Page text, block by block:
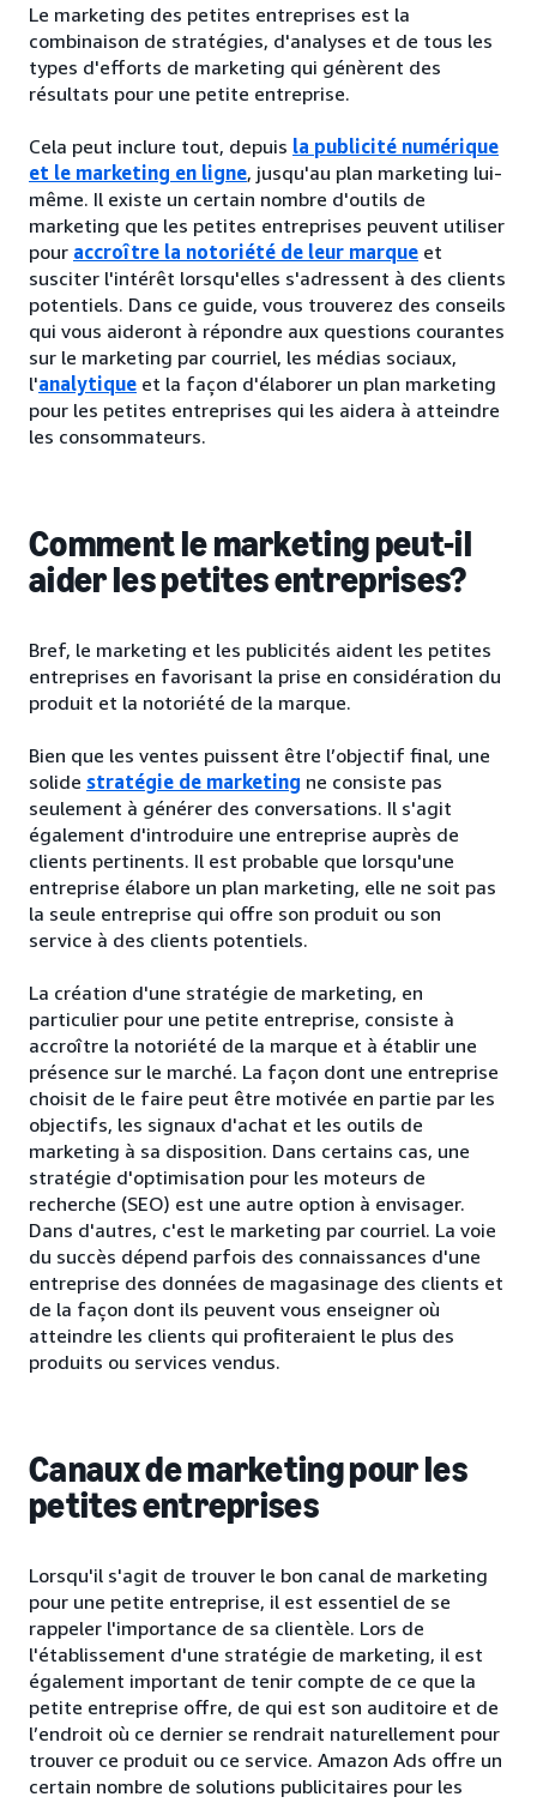
Le marketing des petites entreprises est la
combinaison de stratégies, d'analyses et de tous les
types d'efforts de marketing qui génèrent des
résultats pour une petite entreprise.
Cela peut inclure tout, depuis la publicité numérique
et le marketing en ligne, jusqu'au plan marketing lui-
même. Il existe un certain nombre d'outils de
marketing que les petites entreprises peuvent utiliser
pour accroître la notoriété de leur marque et
susciter l'intérêt lorsqu'elles s'adressent à des clients
potentiels. Dans ce guide, vous trouverez des conseils
qui vous aideront à répondre aux questions courantes
sur le marketing par courriel, les médias sociaux,
l'analytique et la façon d'élaborer un plan marketing
pour les petites entreprises qui les aidera à atteindre
les consommateurs.
Comment le marketing peut-il
aider les petites entreprises?
Bref, le marketing et les publicités aident les petites
entreprises en favorisant la prise en considération du
produit et la notoriété de la marque.
Bien que les ventes puissent être l’objectif final, une
solide stratégie de marketing ne consiste pas
seulement à générer des conversations. Il s'agit
également d'introduire une entreprise auprès de
clients pertinents. Il est probable que lorsqu'une
entreprise élabore un plan marketing, elle ne soit pas
la seule entreprise qui offre son produit ou son
service à des clients potentiels.
La création d'une stratégie de marketing, en
particulier pour une petite entreprise, consiste à
accroître la notoriété de la marque et à établir une
présence sur le marché. La façon dont une entreprise
choisit de le faire peut être motivée en partie par les
objectifs, les signaux d'achat et les outils de
marketing à sa disposition. Dans certains cas, une
stratégie d'optimisation pour les moteurs de
recherche (SEO) est une autre option à envisager.
Dans d'autres, c'est le marketing par courriel. La voie
du succès dépend parfois des connaissances d'une
entreprise des données de magasinage des clients et
de la façon dont ils peuvent vous enseigner où
atteindre les clients qui profiteraient le plus des
produits ou services vendus.
Canaux de marketing pour les
petites entreprises
Lorsqu'il s'agit de trouver le bon canal de marketing
pour une petite entreprise, il est essentiel de se
rappeler l'importance de sa clientèle. Lors de
l'établissement d'une stratégie de marketing, il est
également important de tenir compte de ce que la
petite entreprise offre, de qui est son auditoire et de
l’endroit où ce dernier se rendrait naturellement pour
trouver ce produit ou ce service. Amazon Ads offre un
certain nombre de solutions publicitaires pour les